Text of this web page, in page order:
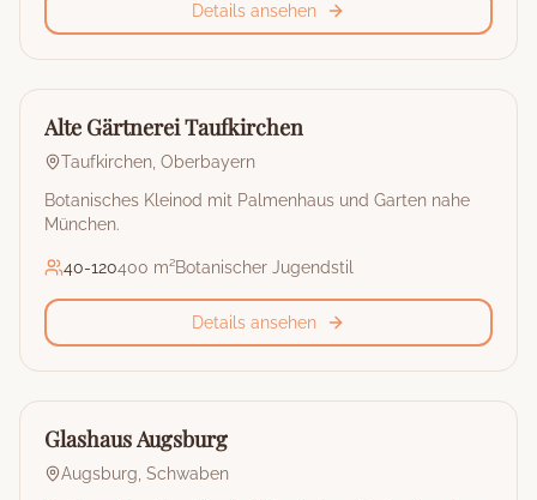
Details ansehen
🏰
Restaurant & Eventlocation
Alte Gärtnerei Taufkirchen
Taufkirchen Oberbayern
Botanisches Kleinod mit Palmenhaus und Garten nahe
München.
40-120400 m²Botanischer Jugendstil
Details ansehen
🏰
Restaurant & Eventlocation
Glashaus Augsburg
Augsburg Schwaben